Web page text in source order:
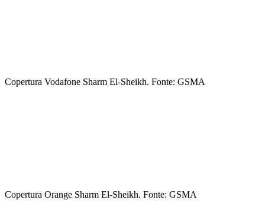
Copertura Vodafone Sharm El-Sheikh. Fonte: GSMA
Copertura Orange Sharm El-Sheikh. Fonte: GSMA